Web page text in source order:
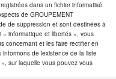
dans un fichier informatisé
de GROUPEMENT
de suppression et sont destinées à
« informatique et libertés », vous
concernant et les faire rectifier en
de lexistence de la liste
sur laquelle vous pouvez vous